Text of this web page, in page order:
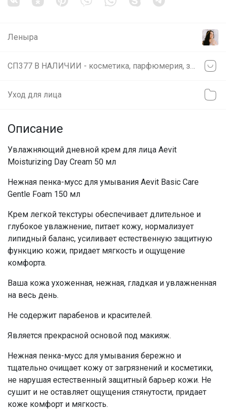
Леныра
Уход для лица
Описание
Увлажняющий дневной крем для лица Aevit
Moisturizing Day Cream 50 мл
Нежная пенка-мусс для умывания Aevit Basic Care
Gentle Foam 150 мл
Крем легкой текстуры обеспечивает длительное и
глубокое увлажнение, питает кожу, нормализует
липидный баланс, усиливает естественную защитную
функцию кожи, придает мягкость и ощущение
комфорта.
Ваша кожа ухоженная, нежная, гладкая и увлажненная
на весь день.
Не содержит парабенов и красителей.
Является прекрасной основой под макияж.
Нежная пенка-мусс для умывания бережно и
тщательно очищает кожу от загрязнений и косметики,
не нарушая естественный защитный барьер кожи. Не
сушит и не оставляет ощущения стянутости, придает
коже комфорт и мягкость.